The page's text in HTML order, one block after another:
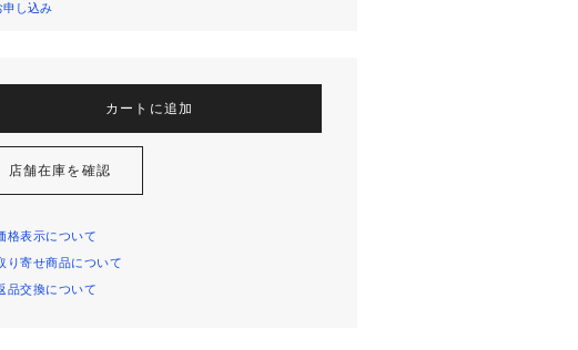
申し込み
カートに追加
店舗在庫を確認
格表示について
り寄せ商品について
品交換について